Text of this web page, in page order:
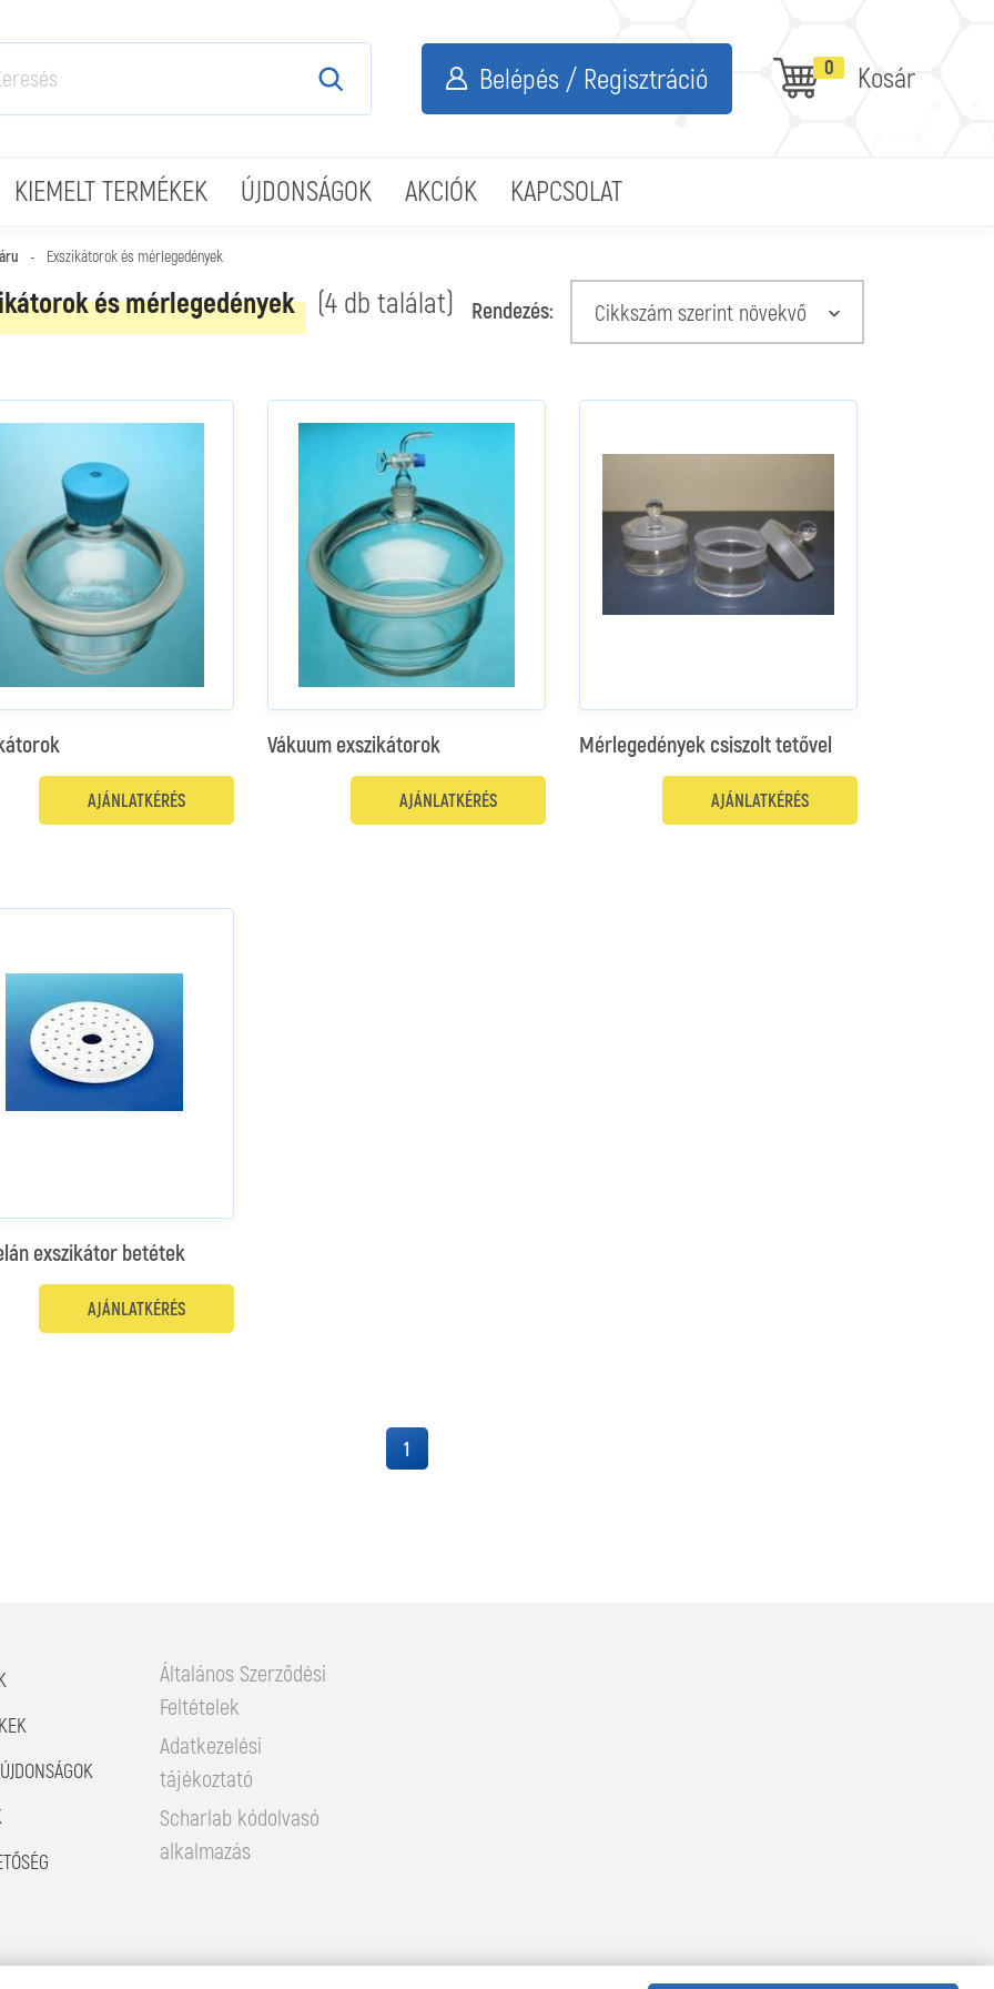
Belépés / Regisztráció Kosár
0
KIEMELT TERMÉKEK ÚJDONSÁGOK AKCIÓK KAPCSOLAT
- Exszikátorok és mérlegedények
és mérlegedények (4 db találat) Rendezés: Cikkszám szerint növekvő
AJÁNLATKÉRÉS
Vákuum exszikátorok
AJÁNLATKÉRÉS
Mérlegedények csiszolt tetővel
AJÁNLATKÉRÉS
exszikátor betétek
AJÁNLATKÉRÉS
1
Általános Szerződési
Feltételek
Adatkezelési
tájékoztató
Scharlab kódolvasó
alkalmazás